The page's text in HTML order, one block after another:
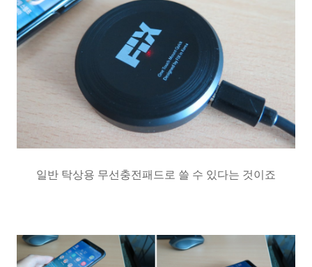
일반 탁상용 무선충전패드로 쓸 수 있다는 것이죠